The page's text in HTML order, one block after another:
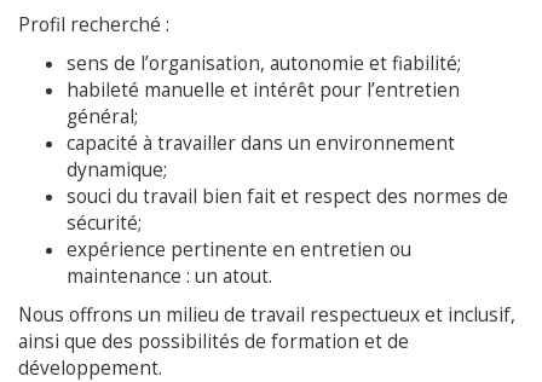
Profil recherché :
sens de l’organisation, autonomie et fiabilité;
habileté manuelle et intérêt pour l’entretien
général;
capacité à travailler dans un environnement
dynamique;
souci du travail bien fait et respect des normes de
sécurité;
expérience pertinente en entretien ou
maintenance : un atout.
Nous offrons un milieu de travail respectueux et inclusif,
ainsi que des possibilités de formation et de
développement.